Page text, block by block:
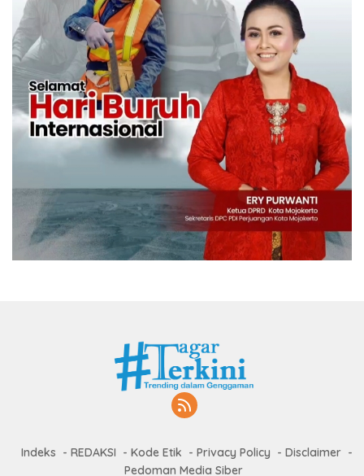
Indeks REDAKSI Kode Etik Privacy Policy
Disclaimer
Pedoman Media Siber